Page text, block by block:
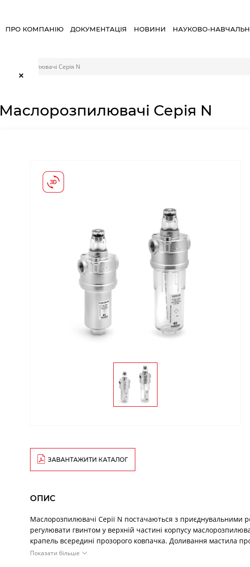
ПРО КОМПАНІЮ ДОКУМЕНТАЦІЯ НОВИНИ НАУКОВО-
×
Маслорозпилювачі Серія N
Маслорозпилювачі Серія N
ЗАВАНТАЖИТИ КАТАЛОГ
ОПИС
Маслорозпилювачі Серії N постачаються з приєднувальними
регулювати гвинтом у верхній частині корпусу
крапель всередині прозорого ковпачка. Доливання мастила
корпусу при відключеному тиску. Маслорозпилювачі мають
Показати більше